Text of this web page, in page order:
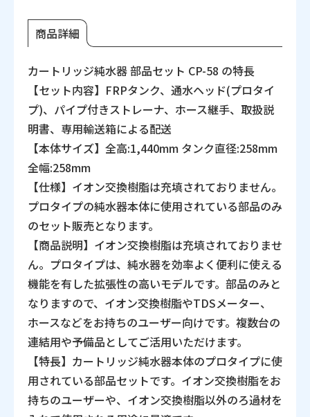
商品詳細
カートリッジ純水器 部品セット CP-58 の特長
【セット内容】FRPタンク、通水ヘッド(プロタイ
プ)、パイプ付きストレーナ、ホース継手、取扱説
明書、専用輸送箱による配送
【本体サイズ】全高:1,440mm タンク直径:258mm
全幅:258mm
【仕様】イオン交換樹脂は充填されておりません。
プロタイプの純水器本体に使用されている部品のみ
のセット販売となります。
【商品説明】イオン交換樹脂は充填されておりませ
ん。プロタイプは、純水器を効率よく便利に使える
機能を有した拡張性の高いモデルです。部品のみと
なりますので、イオン交換樹脂やTDSメーター、
ホースなどをお持ちのユーザー向けです。複数台の
連結用や予備品としてご活用いただけます。
【特長】カートリッジ純水器本体のプロタイプに使
用されている部品セットです。イオン交換樹脂をお
持ちのユーザーや、イオン交換樹脂以外のろ過材を